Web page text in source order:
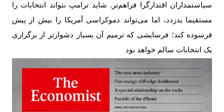
سیاستمداران اقتدارگرا فراهم‌تر. شاید ترامپ نتواند انتخابات را
مستقیما بدزدد، اما می‌تواند دموکراسی آمریکا را بیش از پیش
فرسوده کند؛ فرسایشی که ترمیم آن بسیار دشوارتر از برگزاری
یک انتخابات سالم خواهد بود